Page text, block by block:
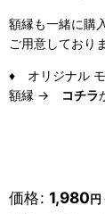
額縁も一緒に購
ご用意しており
♦ オリジナル
額縁 →
コチラ
価格: 1,980円